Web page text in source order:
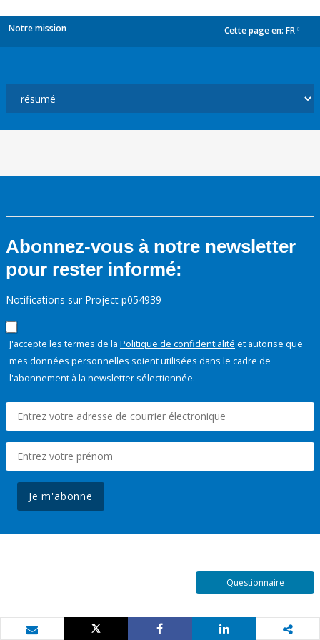
Notre mission Cette page en: FR
Abonnez-vous à notre newsletter
pour rester informé:
Notifications sur Project p054939
J'accepte les termes de la Politique de confidentialité et autorise que
mes données personnelles soient utilisées dans le cadre de
l'abonnement à la newsletter sélectionnée.
Je m'abonne
Questionnaire